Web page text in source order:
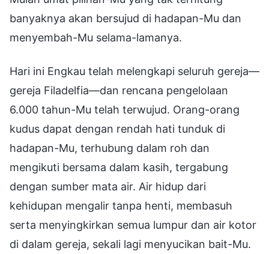
banyaknya akan bersujud di hadapan-Mu dan
menyembah-Mu selama-lamanya.
Hari ini Engkau telah melengkapi seluruh gereja—
gereja Filadelfia—dan rencana pengelolaan
6.000 tahun-Mu telah terwujud. Orang-orang
kudus dapat dengan rendah hati tunduk di
hadapan-Mu, terhubung dalam roh dan
mengikuti bersama dalam kasih, tergabung
dengan sumber mata air. Air hidup dari
kehidupan mengalir tanpa henti, membasuh
serta menyingkirkan semua lumpur dan air kotor
di dalam gereja, sekali lagi menyucikan bait-Mu.